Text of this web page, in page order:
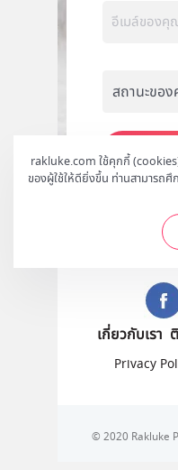
rakluke.com ใช้คุกกี้
ของผู้ใช้ให้ดียิ่งขึ้น ท่านสามารถศึ
ติ
เกี่ยวกับเรา
Privacy
© 2020 Rakluke